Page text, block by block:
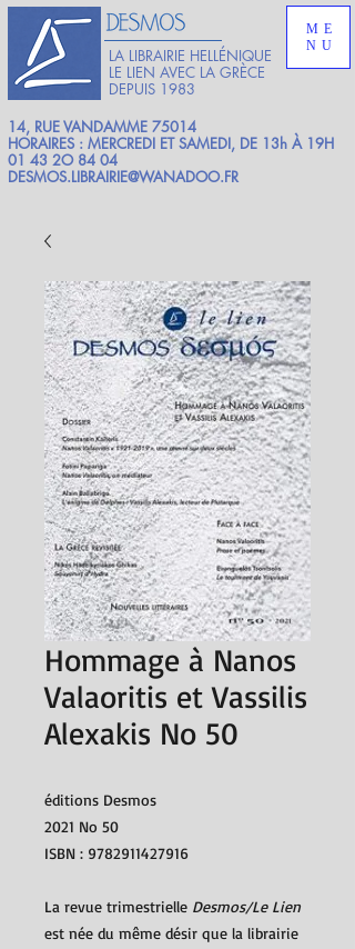
LA LIBRAIRIE HELLÉNIQUE
LE LIEN AVEC LA GRÈCE
DEPUIS 1983
ME
NU
14, RUE VANDAMME 75014
HORAIRES : MERCREDI ET SAMEDI, DE 13h À 19H
01 43 2O 84 04
DESMOS.LIBRAIRIE@WANADOO.FR
Hommage à Nanos
Valaoritis et Vassilis
Alexakis No 50
éditions Desmos
2021 No 50
ISBN : 9782911427916
La revue trimestrielle Desmos/Le Lien
est née du même désir que la librairie